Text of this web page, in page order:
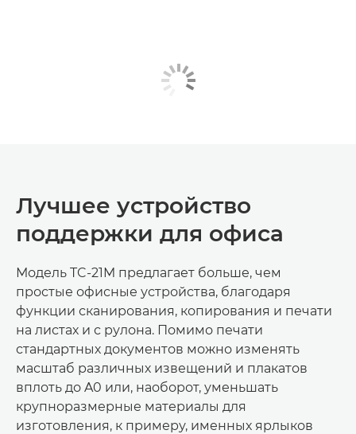
Лучшее устройство
поддержки для офиса
Модель TC-21M предлагает больше, чем
простые офисные устройства, благодаря
функции сканирования, копирования и печати
на листах и с рулона. Помимо печати
стандартных документов можно изменять
масштаб различных извещений и плакатов
вплоть до A0 или, наоборот, уменьшать
крупноразмерные материалы для
изготовления, к примеру, именных ярлыков